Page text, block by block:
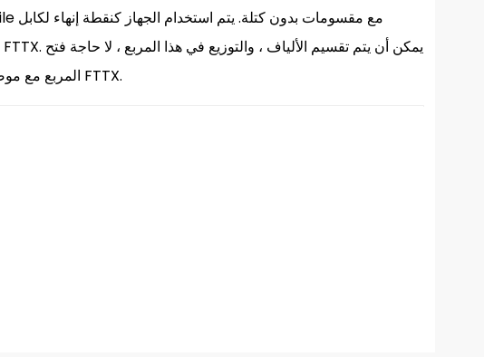
المربع مع موصلات متصلة مسبقا. يوفر حماية وإدارة قوية لبناء شبكة FTTX.